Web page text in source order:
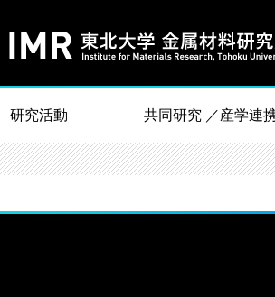
研究活動 共同研究 ／産学連